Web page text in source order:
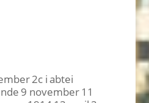
2c iabtei
9 november11